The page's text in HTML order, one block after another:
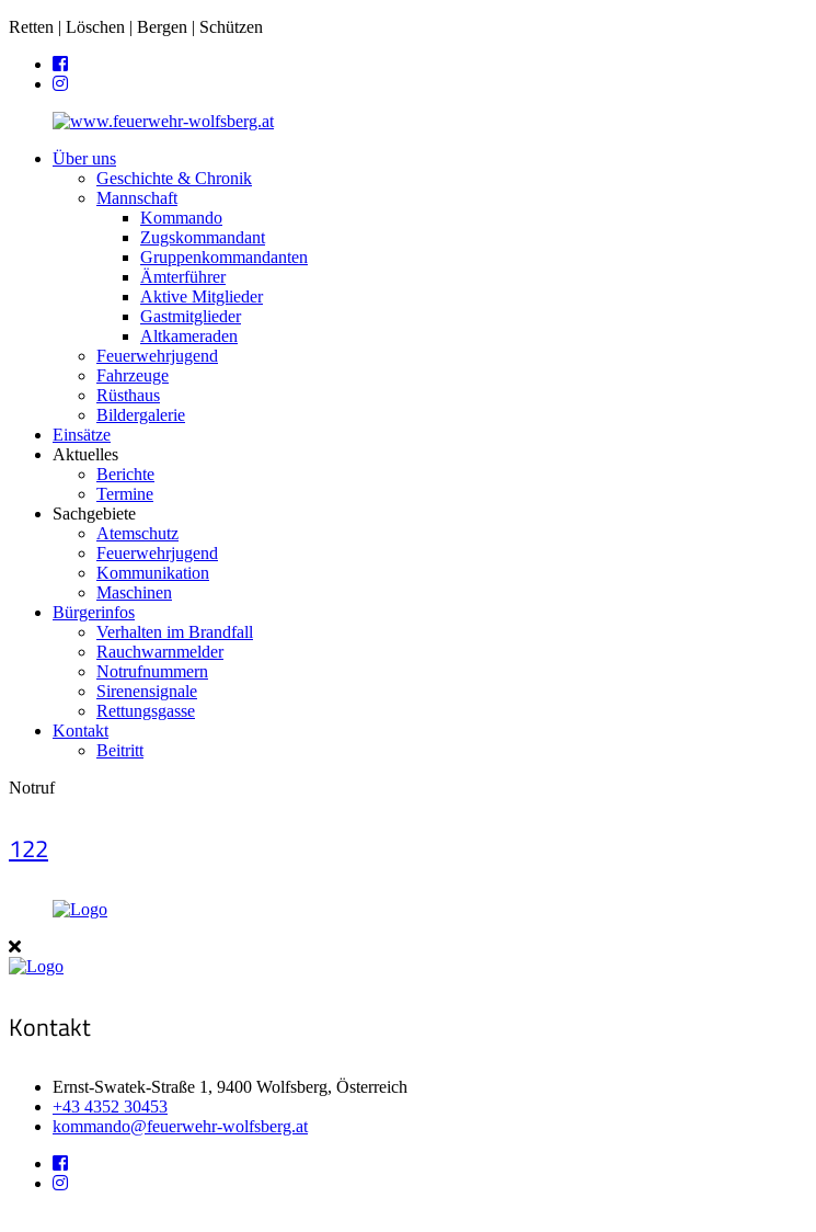
Retten | Löschen | Bergen | Schützen
Über uns
Geschichte & Chronik
Mannschaft
Kommando
Zugskommandant
Gruppenkommandanten
Ämterführer
Aktive Mitglieder
Gastmitglieder
Altkameraden
Feuerwehrjugend
Fahrzeuge
Rüsthaus
Bildergalerie
Einsätze
Aktuelles
Berichte
Termine
Sachgebiete
Atemschutz
Feuerwehrjugend
Kommunikation
Maschinen
Bürgerinfos
Verhalten im Brandfall
Rauchwarnmelder
Notrufnummern
Sirenensignale
Rettungsgasse
Kontakt
Beitritt
Notruf
122
Kontakt
Ernst-Swatek-Straße 1, 9400 Wolfsberg, Österreich
+43 4352 30453
kommando@feuerwehr-wolfsberg.at